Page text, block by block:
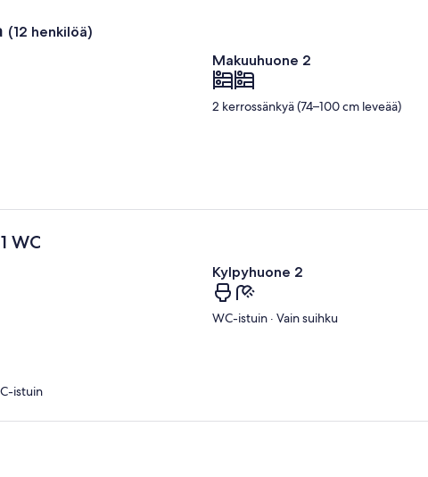
(12 henkilöä)
Makuuhuone 2
2 kerrossänkyä (74–100 cm leveää)
WC
Kylpyhuone 2
WC-istuin · Vain suihku
istuin